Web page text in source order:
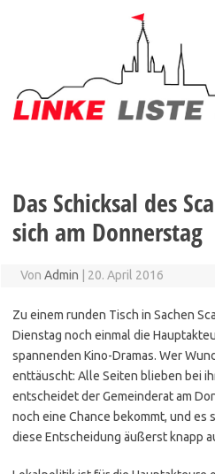
Das Schicksal des
sich am Donnerstag
Von Admin 20. April 2016
Zu einem runden Tisch in Sachen
Dienstag noch einmal die
spannenden Kino-Dramas. Wer
enttäuscht: Alle Seiten blieben bei
entscheidet der Gemeinderat am
noch eine Chance bekommt, und es
diese Entscheidung äußerst knapp